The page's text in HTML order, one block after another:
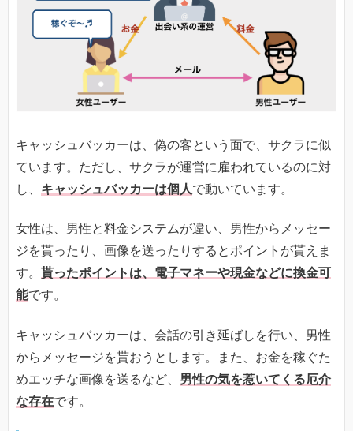
キャッシュバッカーは、偽の客という面で、サクラに似
ています。ただし、サクラが運営に雇われているのに対
し、 キャッシュバッカーは個人で動いています。
女性は、男性と料金システムが違い、男性からメッセー
ジを貰ったり、画像を送ったりするとポイントが貰えま
す。 貰ったポイントは、電子マネーや現金などに換金可
能です。
キャッシュバッカーは、会話の引き延ばしを行い、男性
からメッセージを貰おうとします。また、お金を稼ぐた
めエッチな画像を送るなど、 男性の気を惹いてくる厄介
な存在です。